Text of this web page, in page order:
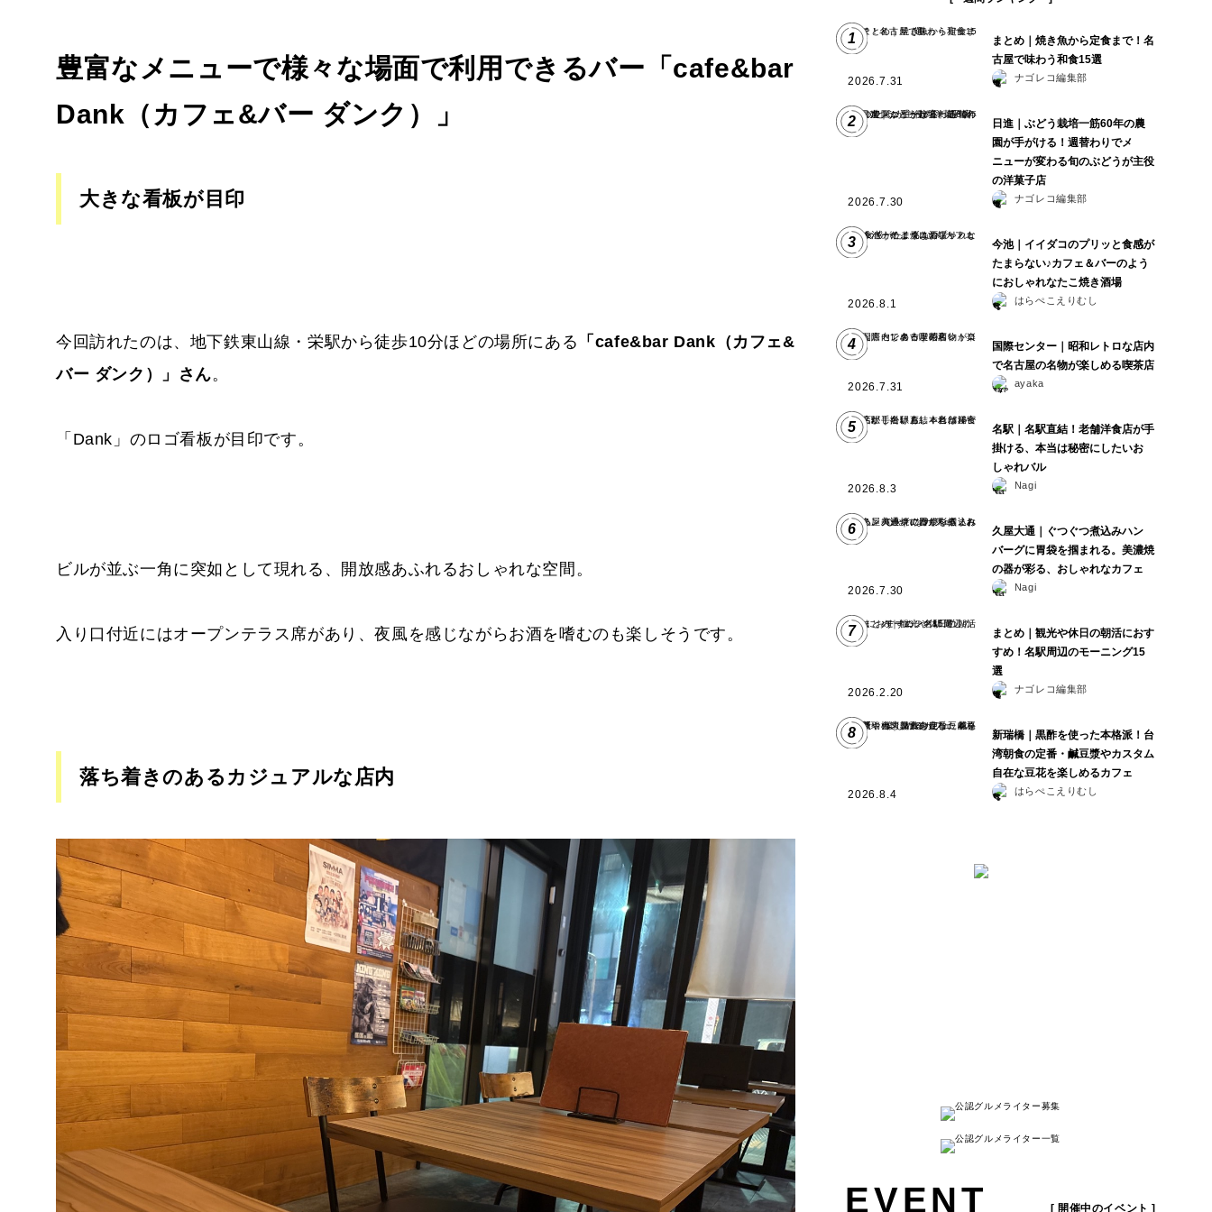
豊富なメニューで様々な場面で利用できるバー「cafe&bar
Dank（カフェ&バー ダンク）」
大きな看板が目印
今回訪れたのは、地下鉄東山線・栄駅から徒歩10分ほどの場所にある 「cafe&bar Dank（カフェ&
バー ダンク）」さん。
「Dank」のロゴ看板が目印です。
ビルが並ぶ一角に突如として現れる、開放感あふれるおしゃれな空間。
入り口付近にはオープンテラス席があり、夜風を感じながらお酒を嗜むのも楽しそうです。
落ち着きのあるカジュアルな店内
1
2026.7.31
まとめ｜焼き魚から定食まで！名
古屋で味わう和食15選
ナゴレコ編集部
2
2026.7.30
日進｜ぶどう栽培一筋60年の農
園が手がける！週替わりでメ
ニューが変わる旬のぶどうが主役
の洋菓子店
ナゴレコ編集部
3
2026.8.1
今池｜イイダコのプリッと食感が
たまらない♪カフェ＆バーのよう
におしゃれなたこ焼き酒場
はらぺこえりむし
4
2026.7.31
国際センター｜昭和レトロな店内
で名古屋の名物が楽しめる喫茶店
ayaka
5
2026.8.3
名駅｜名駅直結！老舗洋食店が手
掛ける、本当は秘密にしたいお
しゃれバル
Nagi
6
2026.7.30
久屋大通｜ぐつぐつ煮込みハン
バーグに胃袋を掴まれる。美濃焼
の器が彩る、おしゃれなカフェ
Nagi
7
2026.2.20
まとめ｜観光や休日の朝活におす
すめ！名駅周辺のモーニング15
選
ナゴレコ編集部
8
2026.8.4
新瑞橋｜黒酢を使った本格派！台
湾朝食の定番・鹹豆漿やカスタム
自在な豆花を楽しめるカフェ
はらぺこえりむし
EVENT [ 開催中のイベント ]